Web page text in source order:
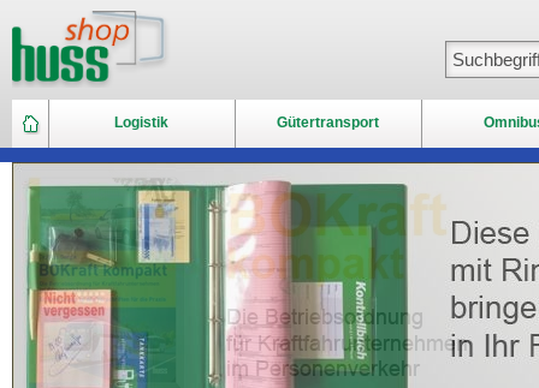
Logistik Gütertransport